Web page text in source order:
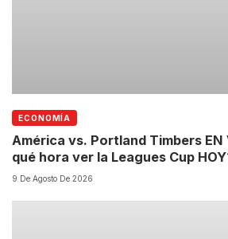
ECONOMÍA
América vs. Portland Timbers EN
qué hora ver la Leagues Cup
9 De Agosto De 2026